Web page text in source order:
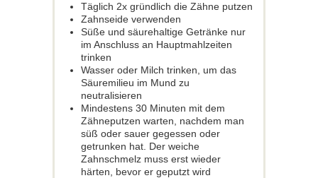
Täglich 2x gründlich die Zähne putzen
Zahnseide verwenden
Süße und säurehaltige Getränke nur
im Anschluss an Hauptmahlzeiten
trinken
Wasser oder Milch trinken, um das
Säuremilieu im Mund zu
neutralisieren
Mindestens 30 Minuten mit dem
Zähneputzen warten, nachdem man
süß oder sauer gegessen oder
getrunken hat. Der weiche
Zahnschmelz muss erst wieder
härten, bevor er geputzt wird